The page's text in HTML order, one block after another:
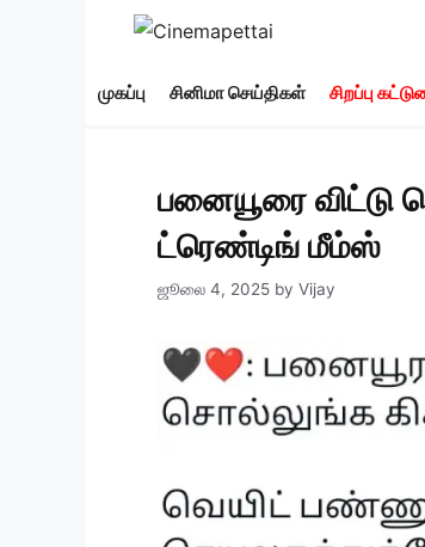
முகப்பு சினிமா செய்திகள் சிறப்பு
பனையூரை
ட்ரெண்டிங் மீம்ஸ்
ஜூலை 4, 2025 by Vijay